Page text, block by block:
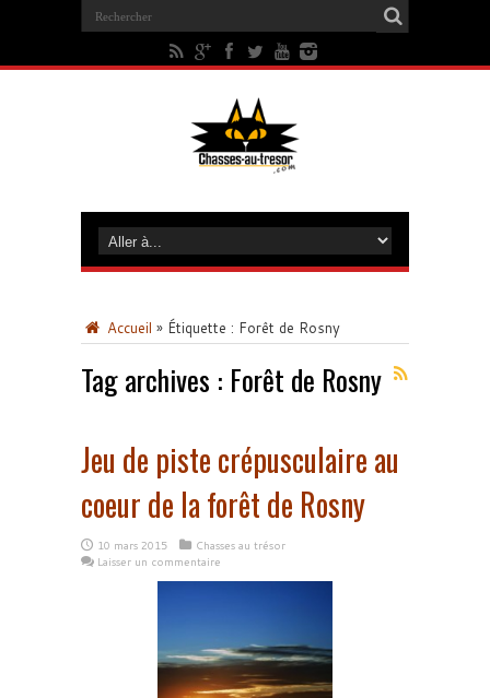
Accueil » Étiquette : Forêt de Rosny
Tag archives : Forêt de Rosny
Jeu de piste crépusculaire au
coeur de la forêt de Rosny
10 mars 2015
Chasses au trésor
Laisser un commentaire